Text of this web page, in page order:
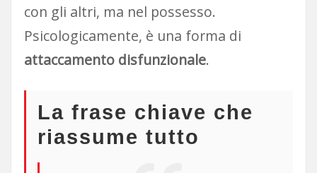
con gli altri, ma nel possesso.
Psicologicamente, è una forma di
attaccamento disfunzionale.
La frase chiave che
riassume tutto